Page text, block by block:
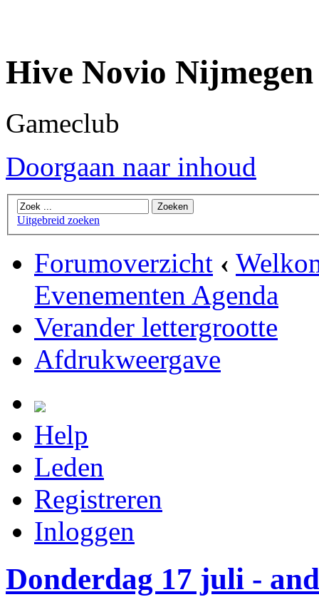
Hive Novio Nijmegen
Gameclub
Doorgaan naar inhoud
Uitgebreid zoeken
Forumoverzicht ‹
Evenementen Agenda
Verander lettergrootte
Afdrukweergave
Help
Leden
Registreren
Inloggen
Donderdag 17 juli -